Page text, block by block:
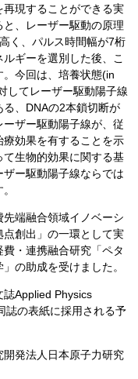
現することができる実
、レーザー駆動の原理
く、パルス時間幅が7桁
ギーを選別した後、こ
今回は、培養状態(in
してレーザー駆動陽子線
、DNAの2本鎖切断が
ザー駆動陽子線が、従
効果を有することを示
生物的効果に関する基
ー駆動陽子線ならでは
端融合領域イノベーシ
点創出」の一環として実
・連携融合研究「ペタ
の助成を受けました。
誌Applied Physics
誌の表紙に採用される予
発法人日本原子力研究